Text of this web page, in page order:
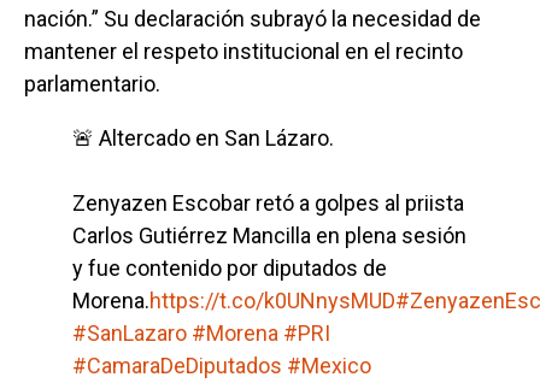
nación.” Su declaración subrayó la necesidad de
mantener el respeto institucional en el recinto
parlamentario.
🚨 Altercado en San Lázaro.
Zenyazen Escobar retó a golpes al priista
Carlos Gutiérrez Mancilla en plena sesión
y fue contenido por diputados de
Morena.https://t.co/k0UNnysMUD
#SanLazaro #Morena #PRI
#CamaraDeDiputados #Mexico